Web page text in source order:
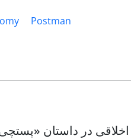
Postman
در داستان